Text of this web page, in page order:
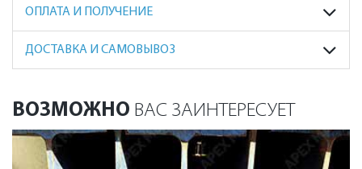
ОПЛАТА И ПОЛУЧЕНИЕ
ДОСТАВКА И САМОВЫВОЗ
ВОЗМОЖНО ВАС ЗАИНТЕРЕСУЕТ